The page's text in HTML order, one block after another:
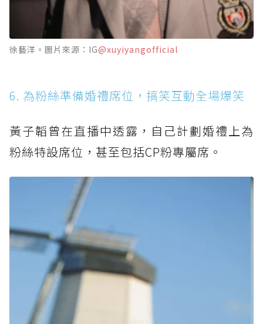
徐藝洋。圖片來源：IG@xuyiyangofficial
6. 為粉絲準備婚禮席位，搞笑互動全場爆笑
黃子韜曾在直播中透露，自己計劃婚禮上為
粉絲特設席位，甚至包括CP粉專屬席。